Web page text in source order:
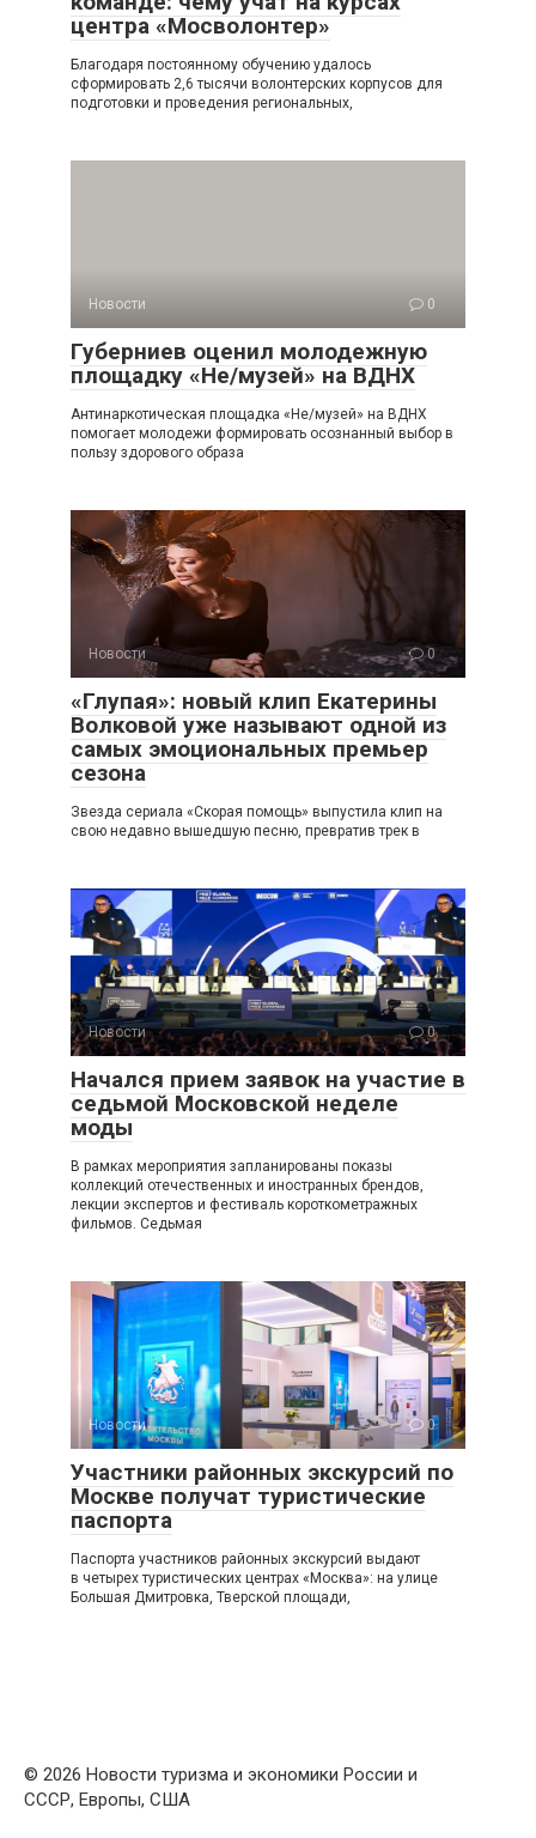
центра «Мосволонтер»
Благодаря постоянному обучению удалось
сформировать 2,6 тысячи волонтерских корпусов для
подготовки и проведения региональных,
Новости 0
Губерниев оценил молодежную
площадку «Не/музей» на ВДНХ
Антинаркотическая площадка «Не/музей» на ВДНХ
помогает молодежи формировать осознанный выбор в
пользу здорового образа
Новости 0
«Глупая»: новый клип Екатерины
Волковой уже называют одной из
самых эмоциональных премьер
сезона
Звезда сериала «Скорая помощь» выпустила клип на
свою недавно вышедшую песню, превратив трек в
Новости 0
Начался прием заявок на участие в
седьмой Московской неделе
моды
В рамках мероприятия запланированы показы
коллекций отечественных и иностранных брендов,
лекции экспертов и фестиваль короткометражных
фильмов. Седьмая
Новости 0
Участники районных экскурсий по
Москве получат туристические
паспорта
Паспорта участников районных экскурсий выдают
в четырех туристических центрах «Москва»: на улице
Большая Дмитровка, Тверской площади,
© 2026 Новости туризма и экономики России и
СССР, Европы, США